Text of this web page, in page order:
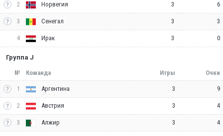
2 Норвегия 3 6
3 Сенегал 3 3
4 Ирак 3 0
Группа J
№ Команда Игры Очки
1 Аргентина 3 9
2 Австрия 3 4
3 Алжир 3 4